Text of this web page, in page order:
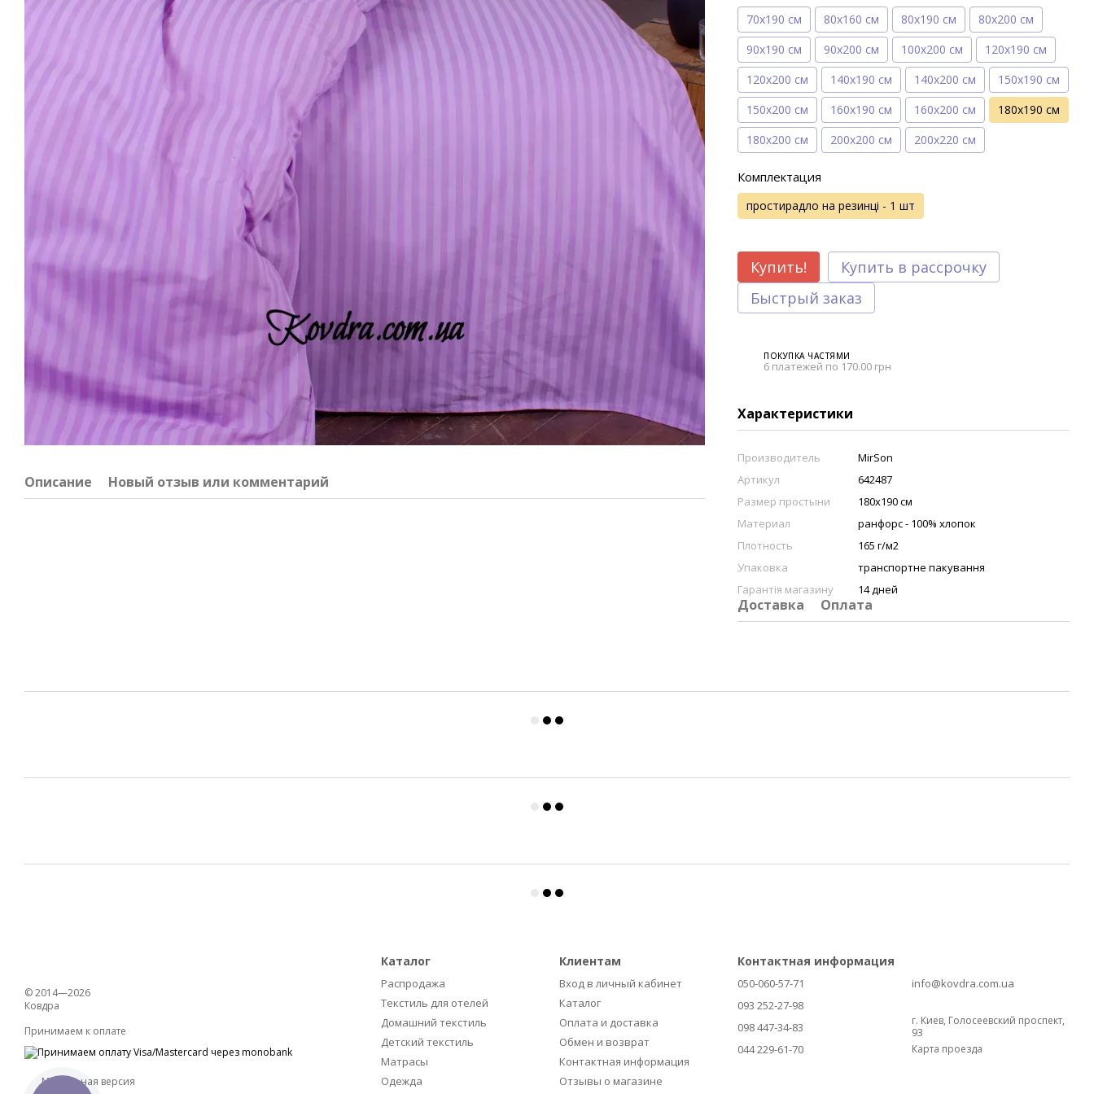
Описание Новый отзыв или комментарий
70х190 см 80х160 см 80х190 см
80х200 см
90х190 см
90х200 см 100х200 см
120х190 см
120х200 см
140х190 см 140х200 см
150х190 см
150х200 см
160х190 см 160х200 см
180х190 см
180х200 см
200х200 см 200х220 см
Комплектация
простирадло на резинці - 1 шт
Купить!
Купить в рассрочку
Быстрый заказ
ПОКУПКА ЧАСТЯМИ
6 платежей по 170.00 грн
Характеристики
Производитель
MirSon
Артикул
642487
Размер простыни
180х190 см
Материал
ранфорс - 100% хлопок
Плотность
165 г/м2
Упаковка
транспортне пакування
Гарантія магазину
14 дней
Доставка Оплата
© 2014—2026
Ковдра
Принимаем к оплате
Мобильная версия
Каталог
Распродажа
Текстиль для отелей
Домашний текстиль
Детский текстиль
Матрасы
Одежда
Клиентам
Вход в личный кабинет
Каталог
Оплата и доставка
Обмен и возврат
Контактная информация
Отзывы о магазине
Контактная информация
050-060-57-71
093 252-27-98
098 447-34-83
044 229-61-70
info@kovdra.com.ua
г. Киев, Голосеевский проспект,
93
Карта проезда